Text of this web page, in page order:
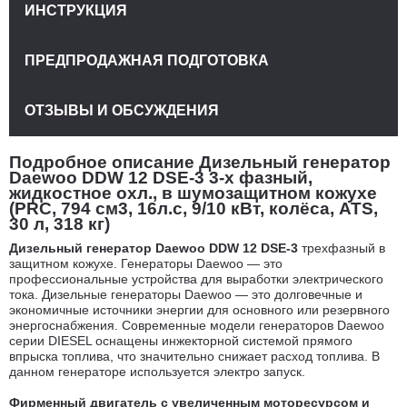
Подробное описание Дизельный генератор
Daewoo DDW 12 DSE-3 3-х фазный,
жидкостное охл., в шумозащитном кожухе
(PRC, 794 см3, 16л.с, 9/10 кВт, колёса, ATS,
30 л, 318 кг)
Дизельный генератор Daewoo DDW 12 DSE-3 трехфазный в
защитном кожухе. Генераторы Daewoo — это
профессиональные устройства для выработки электрического
тока. Дизельные генераторы Daewoo — это долговечные и
экономичные источники энергии для основного или резервного
энергоснабжения. Современные модели генераторов Daewoo
серии DIESEL оснащены инжекторной системой прямого
впрыска топлива, что значительно снижает расход топлива. В
данном генераторе используется электро запуск.
Фирменный двигатель с увеличенным моторесурсом и
ИНСТРУКЦИЯ
ПРЕДПРОДАЖНАЯ ПОДГОТОВКА
ОТЗЫВЫ И ОБСУЖДЕНИЯ